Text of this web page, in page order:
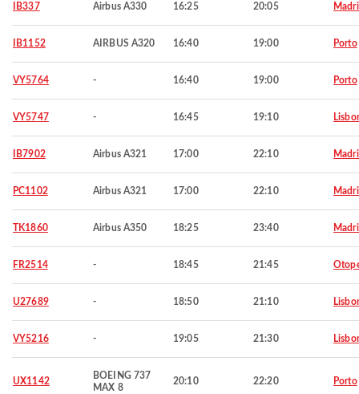
IB337 Airbus A330 16:25 20:05
IB1152 AIRBUS A320 16:40 19:00 Porto
VY5764 - 16:40 19:00 Porto
VY5747 - 16:45 19:10
IB7902 Airbus A321 17:00 22:10
PC1102 Airbus A321 17:00 22:10
TK1860 Airbus A350 18:25 23:40
FR2514 - 18:45 21:45
U27689 - 18:50 21:10
VY5216 - 19:05 21:30
UX1142
BOEING 737
MAX 8
20:10 22:20 Porto